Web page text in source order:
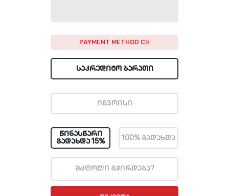
PAYMENT METHOD CH
ᲡᲐᲙᲠᲔᲓᲘᲢᲝ ᲑᲐᲠᲐᲗᲘ
ᲘᲜᲕᲝᲘᲡᲘ
ᲬᲘᲜᲐᲡᲬᲐᲠᲘ
ᲒᲐᲓᲐᲮᲓᲐ 15%
100% ᲒᲐᲓᲐᲮᲓᲐ
მძღოლი გჭირდება?